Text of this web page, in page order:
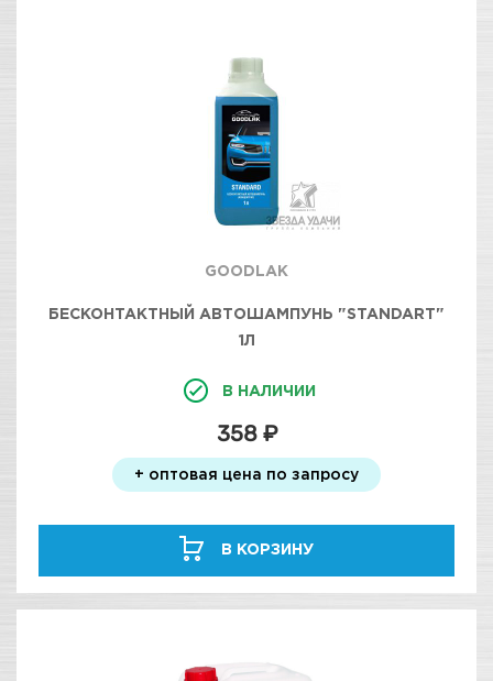
GOODLAK
БЕСКОНТАКТНЫЙ АВТОШАМПУНЬ "STANDART"
1Л
В НАЛИЧИИ
358 ₽
+ оптовая цена по запросу
В КОРЗИНУ